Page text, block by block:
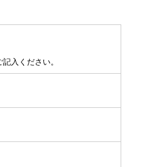
入ください。